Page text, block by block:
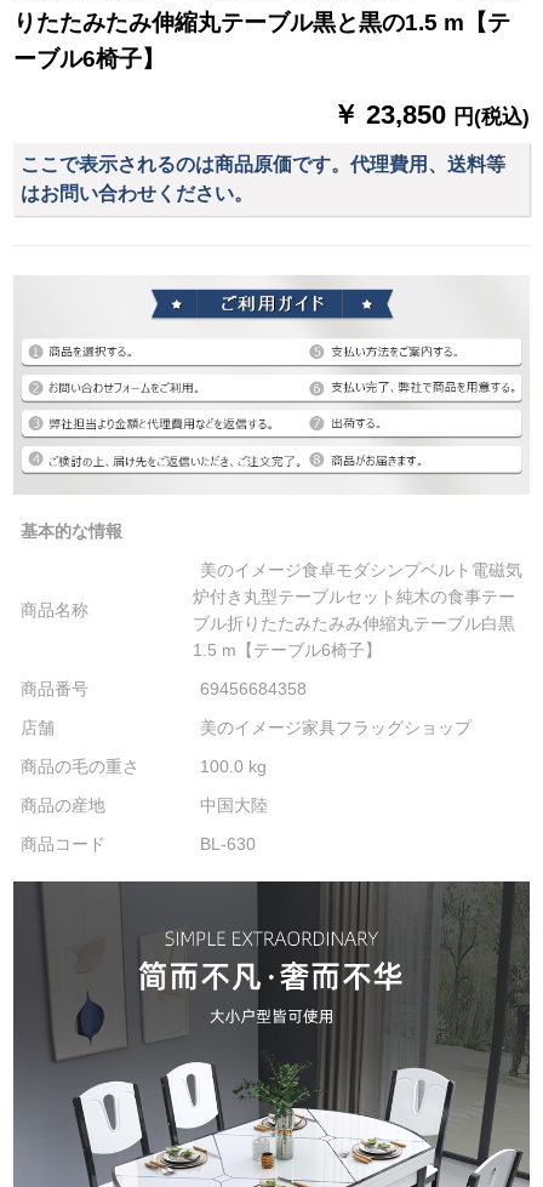
りたたみたみ伸縮丸テーブル黒と黒の1.5 m【テ
ーブル6椅子】
￥ 23,850 円(税込)
ここで表示されるのは商品原価です。代理費用、送料等
はお問い合わせください。
基本的な情報
商品名称
美のイメージ食卓モダシンプベルト電磁気
炉付き丸型テーブルセット純木の食事テー
ブル折りたたみたみみ伸縮丸テーブル白黒
1.5 m【テーブル6椅子】
商品番号
69456684358
店舗
美のイメージ家具フラッグショップ
商品の毛の重さ
100.0 kg
商品の産地
中国大陸
商品コード
BL-630